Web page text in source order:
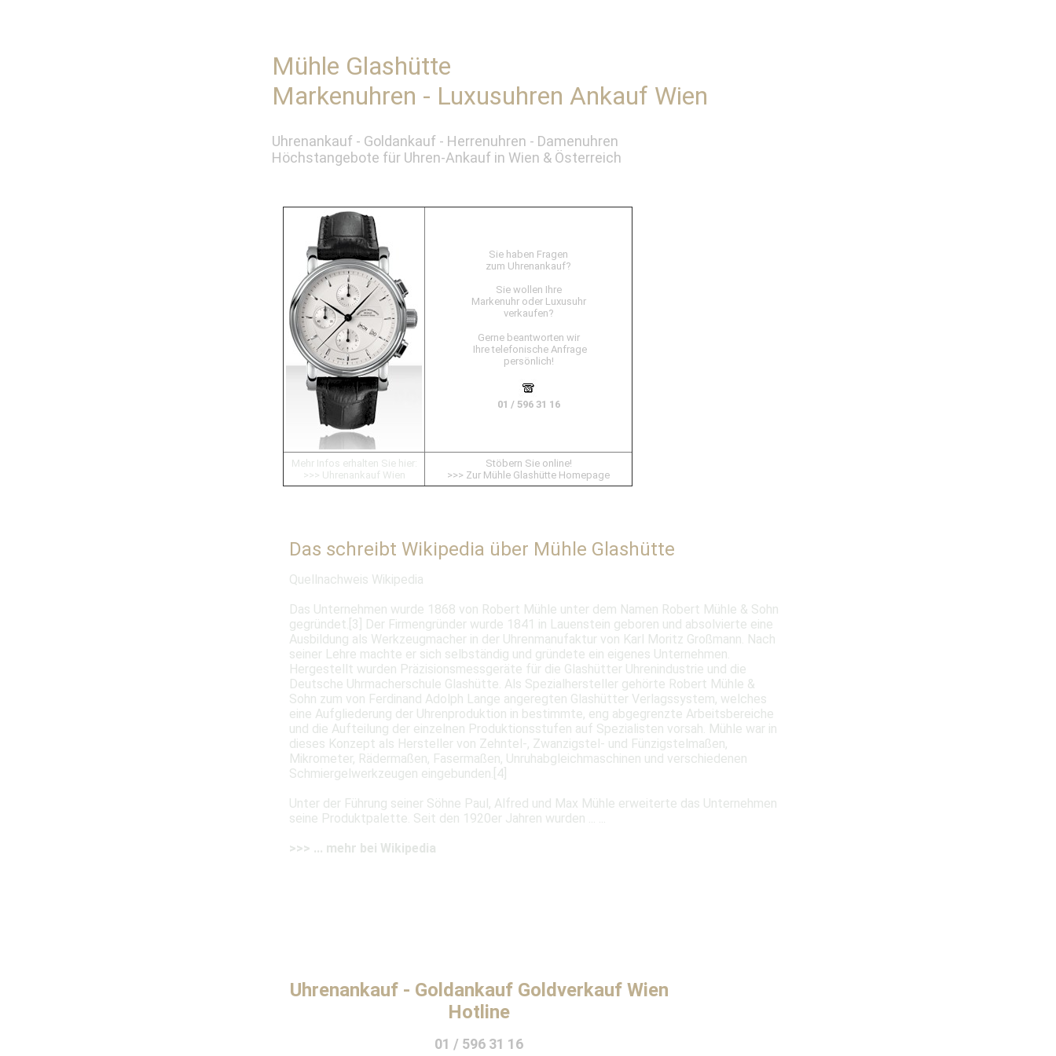
Mühle Glashütte
Markenuhren - Luxusuhren Ankauf Wien
Uhrenankauf - Goldankauf - Herrenuhren - Damenuhren
Höchstangebote für Uhren-Ankauf in Wien & Österreich
Sie haben Fragen
zum Uhrenankauf?
Sie wollen Ihre
Markenuhr oder Luxusuhr
verkaufen?
Gerne beantworten wir
Ihre telefonische Anfrage
persönlich!
01 / 596 31 16
Mehr Infos erhalten Sie hier:
>>> Uhrenankauf Wien
Stöbern Sie online!
>>> Zur Mühle Glashütte Homepage
Das schreibt Wikipedia über Mühle Glashütte
Quellnachweis Wikipedia
Das Unternehmen wurde 1868 von Robert Mühle unter dem Namen Robert Mühle & Sohn
gegründet.[3] Der Firmengründer wurde 1841 in Lauenstein geboren und absolvierte eine
Ausbildung als Werkzeugmacher in der Uhrenmanufaktur von Karl Moritz Großmann. Nach
seiner Lehre machte er sich selbständig und gründete ein eigenes Unternehmen.
Hergestellt wurden Präzisionsmessgeräte für die Glashütter Uhrenindustrie und die
Deutsche Uhrmacherschule Glashütte. Als Spezialhersteller gehörte Robert Mühle &
Sohn zum von Ferdinand Adolph Lange angeregten Glashütter Verlagssystem, welches
eine Aufgliederung der Uhrenproduktion in bestimmte, eng abgegrenzte Arbeitsbereiche
und die Aufteilung der einzelnen Produktionsstufen auf Spezialisten vorsah. Mühle war in
dieses Konzept als Hersteller von Zehntel-, Zwanzigstel- und Fünzigstelmaßen,
Mikrometer, Rädermaßen, Fasermaßen, Unruhabgleichmaschinen und verschiedenen
Schmiergelwerkzeugen eingebunden.[4]
Unter der Führung seiner Söhne Paul, Alfred und Max Mühle erweiterte das Unternehmen
seine Produktpalette. Seit den 1920er Jahren wurden ... ...
>>> ... mehr bei Wikipedia
Uhrenankauf - Goldankauf Goldverkauf Wien
Hotline
01 / 596 31 16